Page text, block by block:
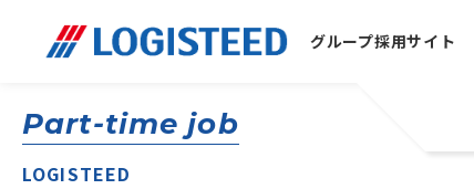
グループ採用サイト
Part-time job
LOGISTEED